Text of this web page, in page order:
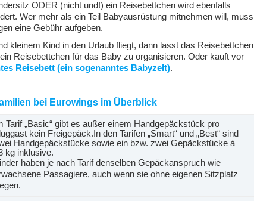
ODER (nicht und!) ein Reisebettchen wird ebenfalls
Wer mehr als ein Teil Babyausrüstung mitnehmen will, muss
eine Gebühr aufgeben.
kleinem Kind in den Urlaub fliegt, dann lasst das Reisebettchen
Reisebettchen für das Baby zu organisieren. Oder kauft vor
Reisebett (ein sogenanntes Babyzelt).
bei Eurowings im Überblick
Tarif „Basic“ gibt es außer einem Handgepäckstück pro
kein Freigepäck.In den Tarifen „Smart“ und „Best“ sind
Handgepäckstücke sowie ein bzw. zwei Gepäckstücke à
kg inklusive.
haben je nach Tarif denselben Gepäckanspruch wie
Passagiere, auch wenn sie ohne eigenen Sitzplatz